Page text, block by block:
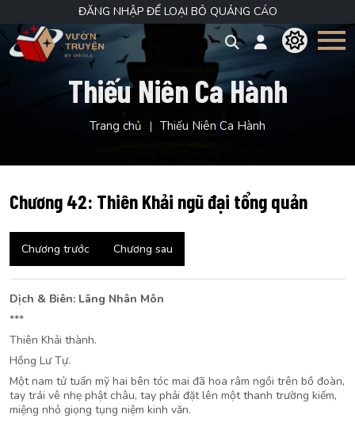
ĐĂNG NHẬP ĐỂ LOẠI BỎ QUẢNG CÁO
Thiếu Niên Ca Hành
Trang chủ Thiếu Niên Ca Hành
Chương 42: Thiên Khải ngũ đại tổng quản
Chương trước Chương sau
Dịch & Biên: Lãng Nhân Môn
***
Thiên Khải thành.
Hồng Lư Tự.
Một nam tử tuấn mỹ hai bên tóc mai đã hoa râm ngồi trên bồ đoàn,
tay trái vê nhẹ phật châu, tay phải đặt lên một thanh trường kiếm,
miệng nhỏ giọng tụng niệm kinh văn.